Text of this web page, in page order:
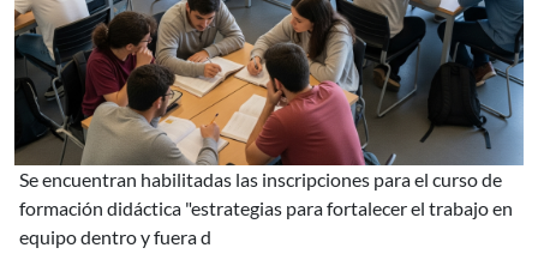
se encuentran habilitadas las inscripciones para el curso de
formación didáctica "estrategias para fortalecer el trabajo en
equipo dentro y fuera d